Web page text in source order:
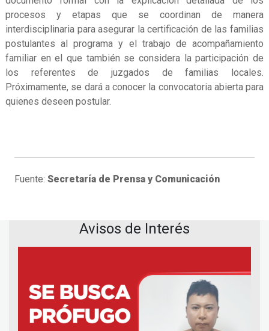
procesos y etapas que se coordinan de manera
interdisciplinaria para asegurar la certificación de las familias
postulantes al programa y el trabajo de acompañamiento
familiar en el que también se considera la participación de
los referentes de juzgados de familias locales.
Próximamente, se dará a conocer la convocatoria abierta para
quienes deseen postular.
Fuente: Secretaría de Prensa y Comunicación
Avisos de Interés